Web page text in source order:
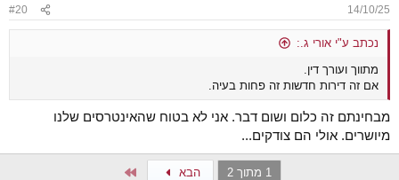
14/10/25
#20
נכתב ע"י אורי ג.:
מתווך ועורך דין.
אם זה דירות חדשות זה פחות בעיה.
מבחינתם זה כלום ושום דבר. אני לא בטוח שהאינטרסים שלנו
מיושרים. אולי הם צודקים...
1 מתוך 2 הבא